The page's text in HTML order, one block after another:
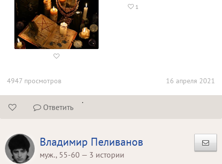

1
16 апреля 2021
4947 просмотров
  Ответить
.
Владимир Пеливанов
муж., 55-60 — 3 истории